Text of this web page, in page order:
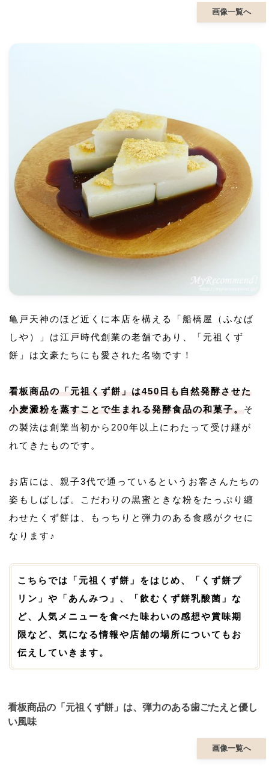
画像一覧へ
亀戸天神のほど近くに本店を構える「船橋屋（ふなば
しや）」は江戸時代創業の老舗であり、「元祖くず
餅」は文豪たちにも愛された名物です！
看板商品の「元祖くず餅」は450日も自然発酵させた
小麦澱粉を蒸すことで生まれる発酵食品の和菓子。 そ
の製法は創業当初から200年以上にわたって受け継が
れてきたものです。
お店には、親子3代で通っているというお客さんたちの
姿もしばしば。こだわりの黒蜜ときな粉をたっぷり纏
わせたくず餅は、もっちりと弾力のある食感がクセに
なります♪
こちらでは「元祖くず餅」をはじめ、「くず餅プ
リン」や「あんみつ」、「飲むくず餅乳酸菌」な
ど、人気メニューを食べた味わいの感想や賞味期
限など、気になる情報や店舗の場所についてもお
伝えしていきます。
看板商品の「元祖くず餅」は、弾力のある歯ごたえと優し
い風味
画像一覧へ